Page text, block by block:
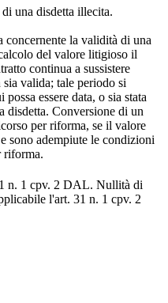
una disdetta illecita.
la validità di una
del valore litigioso il
continua a sussistere
valida; tale periodo si
essere data, o sia stata
disdetta. Conversione di un
per riforma, se il valore
sono adempiute le condizioni
riforma.
n. 1 cpv. 2 DAL. Nullità di
l'art. 31 n. 1 cpv. 2